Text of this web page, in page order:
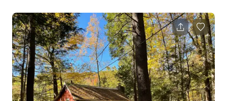
les zones supplémentaires devront être discutées et
convenues. Contactons-nous dès que possible pour discuter
de vos besoins — nous nous efforçons d'être aussi
économiques que possible ! Pour des productions et
événements uniques et/ou à thè